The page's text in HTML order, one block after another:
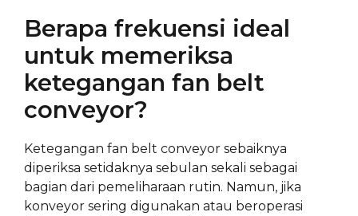
Berapa frekuensi ideal
untuk memeriksa
ketegangan fan belt
conveyor?
Ketegangan fan belt conveyor sebaiknya
diperiksa setidaknya sebulan sekali sebagai
bagian dari pemeliharaan rutin. Namun, jika
konveyor sering digunakan atau beroperasi